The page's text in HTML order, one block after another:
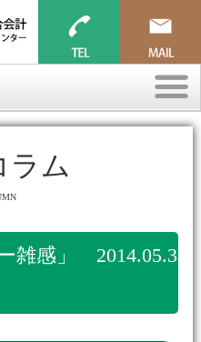
ラム
雑感」 2014.05.3